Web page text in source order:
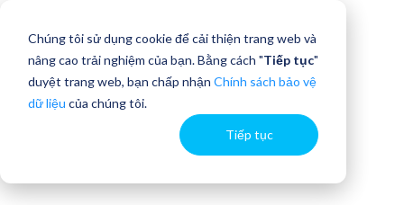
Chúng tôi sử dụng cookie để cải thiện trang web và
nâng cao trải nghiệm của bạn. Bằng cách "Tiếp tục"
duyệt trang web, bạn chấp nhận Chính sách bảo vệ
dữ liệu của chúng tôi.
Tiếp tục